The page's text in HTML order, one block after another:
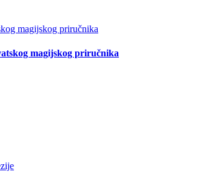
magijskog priručnika